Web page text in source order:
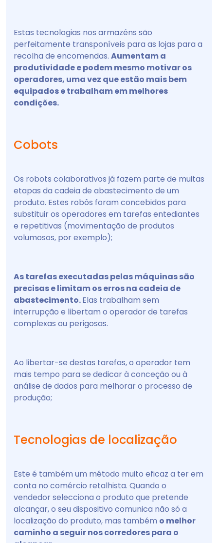
Estas tecnologias nos armazéns são
perfeitamente transponíveis para as lojas para a
recolha de encomendas. Aumentam a
produtividade e podem mesmo motivar os
operadores, uma vez que estão mais bem
equipados e trabalham em melhores
condições.
Cobots
Os robots colaborativos já fazem parte de muitas
etapas da cadeia de abastecimento de um
produto. Estes robôs foram concebidos para
substituir os operadores em tarefas entediantes
e repetitivas (movimentação de produtos
volumosos, por exemplo);
As tarefas executadas pelas máquinas são
precisas e limitam os erros na cadeia de
abastecimento.Elas trabalham sem
interrupção e libertam o operador de tarefas
complexas ou perigosas.
Ao libertar-se destas tarefas, o operador tem
mais tempo para se dedicar à conceção ou à
análise de dados para melhorar o processo de
produção;
Tecnologias de localização
Este é também um método muito eficaz a ter em
conta no comércio retalhista. Quando o
vendedor selecciona o produto que pretende
alcançar, o seu dispositivo comunica não só a
localização do produto, mas também o melhor
caminho a seguir nos corredores para o